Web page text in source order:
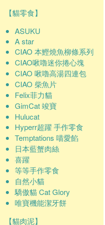
【貓零食】
ASUKU
A star
CIAO 本鰹燒魚柳條系列
CIAO啾嚕迷你捲心塊
CIAO 啾嚕高湯四連包
CIAO 柴魚片
Felix菲力貓
GimCat 竣寶
Hulucat
Hyperr超躍 手作零食
Temptations 喵愛餡
日本藍蟹肉絲
喜躍
等等手作零食
自然小貓
驕傲貓 Cat Glory
唯寶機能潔牙餅
【貓肉泥】